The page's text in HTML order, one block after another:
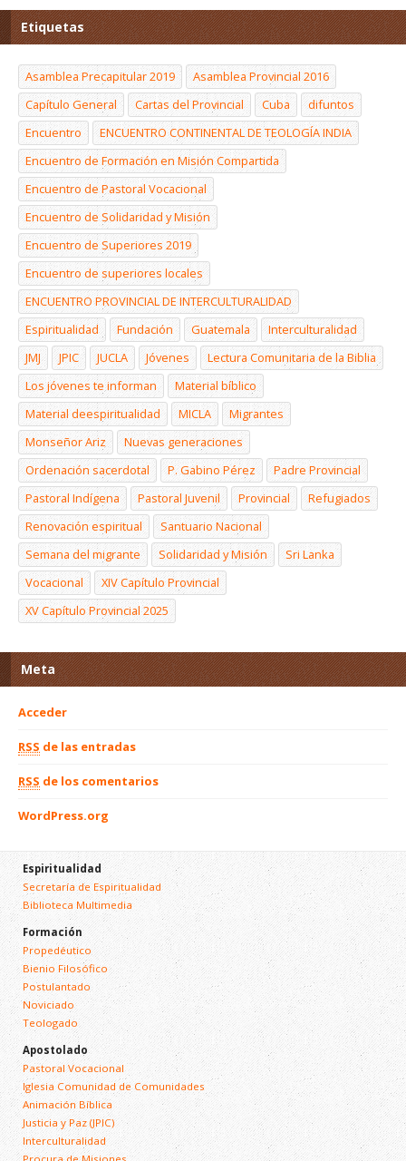
Etiquetas
Asamblea Precapitular 2019
Asamblea Provincial 2016
Capítulo General
Cartas del Provincial Cuba
difuntos
Encuentro
ENCUENTRO CONTINENTAL DE TEOLOGÍA INDIA
Encuentro de Formación en Misión Compartida
Encuentro de Pastoral Vocacional
Encuentro de Solidaridad y Misión
Encuentro de Superiores 2019
Encuentro de superiores locales
ENCUENTRO PROVINCIAL DE INTERCULTURALIDAD
Espiritualidad
Fundación Guatemala
Interculturalidad
JMJ
JPIC JUCLA Jóvenes
Lectura Comunitaria de la Biblia
Los jóvenes te informan
Material bíblico
Material deespiritualidad
MICLA
Migrantes
Monseñor Ariz
Nuevas generaciones
Ordenación sacerdotal
P. Gabino Pérez
Padre Provincial
Pastoral Indígena
Pastoral Juvenil Provincial
Refugiados
Renovación espiritual
Santuario Nacional
Semana del migrante
Solidaridad y Misión
Sri Lanka
Vocacional
XIV Capítulo Provincial
XV Capítulo Provincial 2025
Meta
Acceder
RSS de las entradas
RSS de los comentarios
WordPress.org
Espiritualidad
Secretaría de Espiritualidad
Biblioteca Multimedia
Formación
Propedéutico
Bienio Filosófico
Postulantado
Noviciado
Teologado
Apostolado
Pastoral Vocacional
Iglesia Comunidad de Comunidades
Animación Bíblica
Justicia y Paz (JPIC)
Interculturalidad